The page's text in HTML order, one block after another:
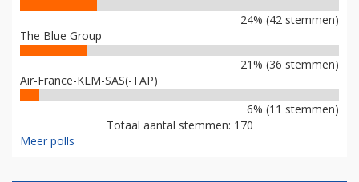
24% (42 stemmen)
The Blue Group
21% (36 stemmen)
Air-France-KLM-SAS(-TAP)
6% (11 stemmen)
Totaal aantal stemmen: 170
Meer polls